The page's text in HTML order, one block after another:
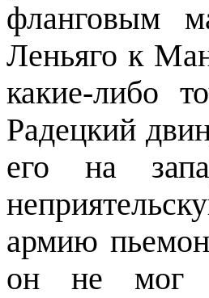
фланговым
Леньяго к
какие-либо
Радецкий
его на
армию
он не мог